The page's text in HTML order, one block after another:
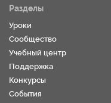
Разделы
Уроки
Сообщество
Учебный центр
Поддержка
Конкурсы
События